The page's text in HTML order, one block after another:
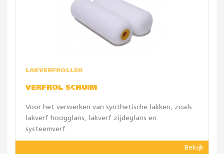
LAKVERFROLLER
VERFROL SCHUIM
Voor het verwerken van synthetische lakken, zoals
lakverf hoogglans, lakverf zijdeglans en
systeemverf.
Bekijk